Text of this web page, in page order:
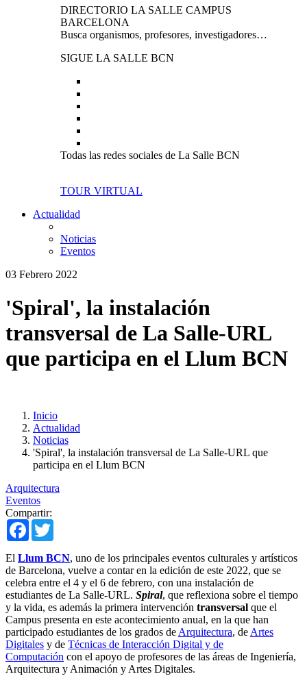
DIRECTORIO LA SALLE CAMPUS
BARCELONA
Busca organismos, profesores, investigadores…
SIGUE LA SALLE BCN
Todas las redes sociales de La Salle BCN
TOUR VIRTUAL
Actualidad
Noticias
Eventos
03 Febrero 2022
'Spiral', la instalación
transversal de La Salle-URL
que participa en el Llum BCN
Inicio
Actualidad
Noticias
'Spiral', la instalación transversal de La Salle-URL que
participa en el Llum BCN
Arquitectura
Eventos
Compartir:
Facebook
El Llum BCN, uno de los principales eventos culturales y artísticos
de Barcelona, vuelve a contar en la edición de este 2022, que se
celebra entre el 4 y el 6 de febrero, con una instalación de
estudiantes de La Salle-URL. Spiral, que reflexiona sobre el tiempo
y la vida, es además la primera intervención transversal que el
Campus presenta en este acontecimiento anual, en la que han
participado estudiantes de los grados de Arquitectura, de Artes
Digitales y de Técnicas de Interacción Digital y de
Computación con el apoyo de profesores de las áreas de Ingeniería,
Arquitectura y Animación y Artes Digitales.